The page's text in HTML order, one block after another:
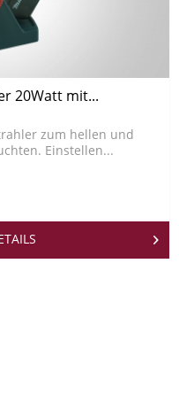
20Watt mit...
zum hellen und
Einstellen...